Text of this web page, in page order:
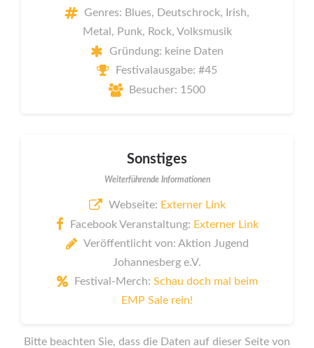
Genres: Blues, Deutschrock, Irish,
Metal, Punk, Rock, Volksmusik
Gründung: keine Daten
Festivalausgabe: #45
Besucher: 1500
Sonstiges
Weiterführende Informationen
Webseite: Externer Link
Facebook Veranstaltung: Externer Link
Veröffentlicht von: Aktion Jugend
Johannesberg e.V.
Festival-Merch: Schau doch mal beim
EMP Sale rein!
Bitte beachten Sie, dass die Daten auf dieser Seite von